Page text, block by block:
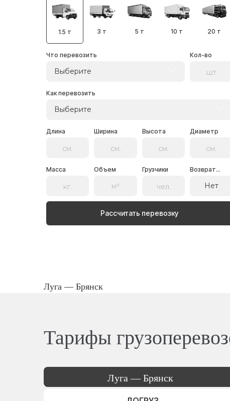
1.5 т 3 т 5 т 10 т 20 т
Что перевозить
Выберите
Кол-во
Как перевозить
Выберите
Длина Ширина Высота Диаметр
Масса Объем Грузчики Возврат...
Нет
Рассчитать перевозку
Луга — Брянск
Тарифы
Луга — Брянск